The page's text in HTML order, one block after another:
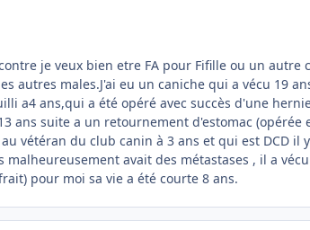
je veux bien etre FA pour Fifille ou un autre
autres males.J'ai eu un caniche qui a vécu 19
a4 ans,qui a été opéré avec succès d'une
ans suite a un retournement d'estomac (opérée
vétéran du club canin à 3 ans et qui est DCD il
avait des métastases , il a
pour moi sa vie a été courte 8 ans.